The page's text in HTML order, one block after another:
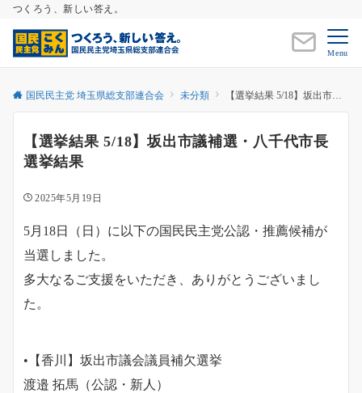
つくろう、新しい答え。
Menu
国民民主党 埼玉県総支部連合会 未分類 【選挙結果 5/18】坂出市議補選・八千代市長選挙結果
【選挙結果 5/18】坂出市議補選・八千代市長
選挙結果
2025年5月19日
5月18日（日）に以下の国民民主党公認・推薦候補が
当選しました。
多大なるご支援をいただき、ありがとうございまし
た。
•【香川】坂出市議会議員補欠選挙
渡邉 拓馬（公認・新人）